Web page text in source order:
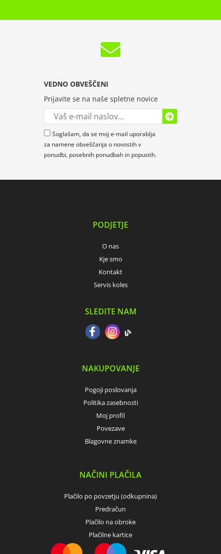
VEDNO OBVEŠČENI
Prijavite se na naše spletne novice
Soglašam, da se moj e-mail uporablja
za namene obveščanja o novostih v
ponudbi, posebnih ponudbah in popustih.
PODJETJE
O nas
Kje smo
Kontakt
Servis koles
SLEDITE NAM
NAKUPOVANJE
Pogoji poslovanja
Politika zasebnosti
Moj profil
Povezave
Blagovne znamke
NAČINI PLAČILA
Plačilo po povzetju (odkupnina)
Predračun
Plačilo na obroke
Plačilne kartice